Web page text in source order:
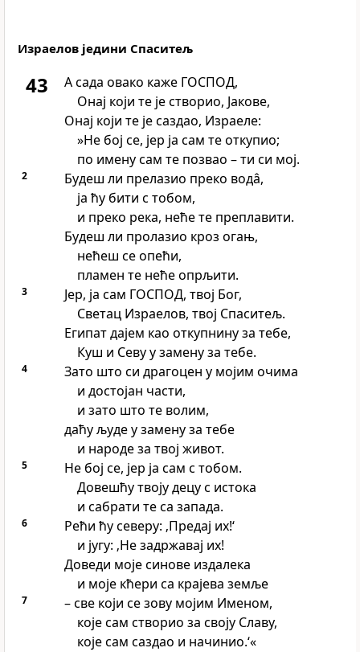
Израелов једини Спаситељ
43
А сада овако каже ГОСПОД,
Онај који те је створио, Јакове,
Онај који те је саздао, Израеле:
»Не бој се, јер ја сам те откупио;
по имену сам те позвао – ти си мој.
2
Будеш ли прелазио преко водâ,
ја ћу бити с тобом,
и преко река, неће те преплавити.
Будеш ли пролазио кроз огањ,
нећеш се опећи,
пламен те неће опрљити.
3
Јер, ја сам ГОСПОД, твој Бог,
Светац Израелов, твој Спаситељ.
Египат дајем као откупнину за тебе,
Куш и Севу у замену за тебе.
4
Зато што си драгоцен у мојим очима
и достојан части,
и зато што те волим,
даћу људе у замену за тебе
и народе за твој живот.
5
Не бој се, јер ја сам с тобом.
Довешћу твоју децу с истока
и сабрати те са запада.
6
Рећи ћу северу: ‚Предај их!‘
и југу: ‚Не задржавај их!
Доведи моје синове издалека
и моје кћери са крајева земље
7
– све који се зову мојим Именом,
које сам створио за своју Славу,
које сам саздао и начинио.‘«